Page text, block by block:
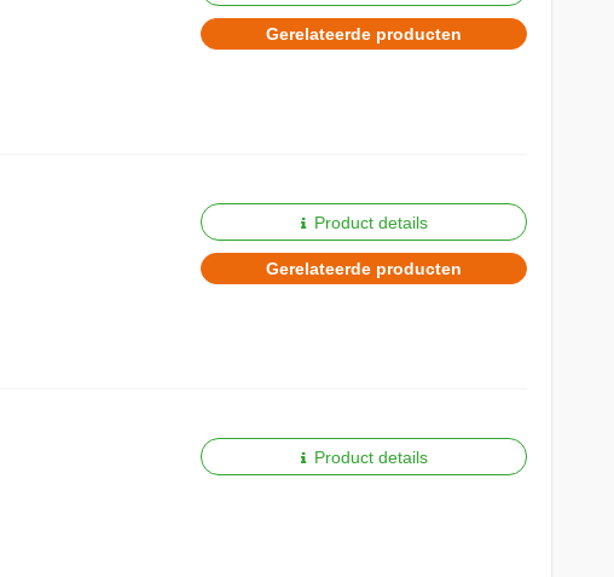
Gerelateerde producten
Product details
Gerelateerde producten
Product details